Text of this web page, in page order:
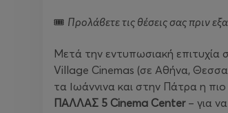
🎟️ Προλάβετε τις θέσεις σας πριν
Μετά την εντυπωσιακή επιτυχία
Village Cinemas (σε Αθήνα,
τα Ιωάννινα και στην Πάτρα η πιο
ΠΑΛΛΑΣ 5 Cinema Center– για